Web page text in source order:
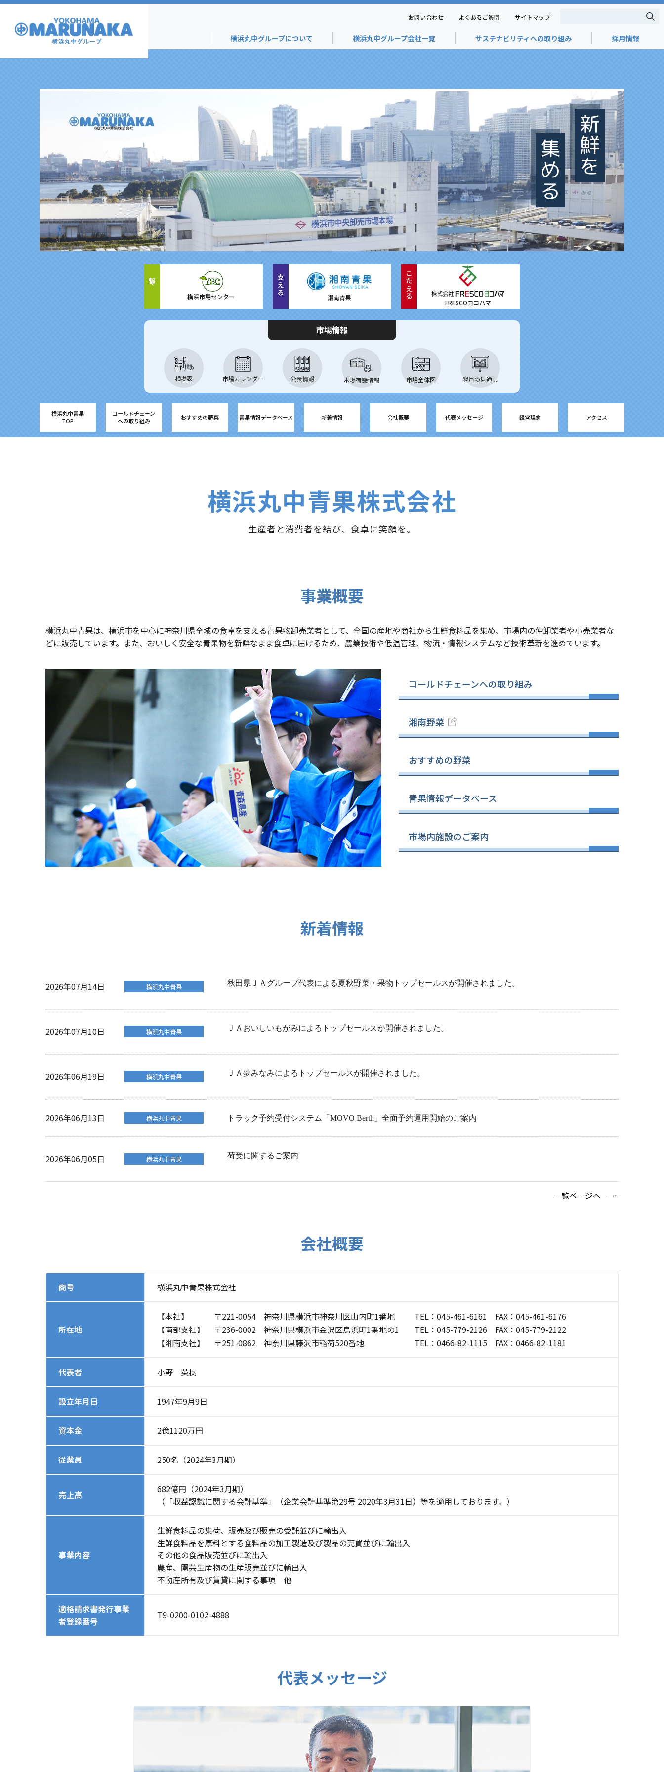
お問い合わせ よくあるご質問 サイトマップ
横浜丸中グループについて 横浜丸中グループ会社一覧 サステナビリティへの取り組み 採用情報
新鮮を
集める
繋ぐ
横浜市場センター
支える
湘南青果 こたえる
FRESCOヨコハマ
市場情報
相場表 市場カレンダー 公表情報 本場荷受情報 市場全体図 翌月の見通し
横浜丸中青果
TOP
コールドチェーン
への取り組み
おすすめの野菜 青果情報データベース 新着情報 会社概要 代表メッセージ 経営理念 アクセス
横浜丸中青果株式会社
生産者と消費者を結び、食卓に笑顔を。
事業概要
横浜丸中青果は、横浜市を中心に神奈川県全域の食卓を支える青果物卸売業者として、全国の産地や商社から生鮮食料品を集め、市場内の仲卸業者や小売業者な
どに販売しています。また、おいしく安全な青果物を新鮮なまま食卓に届けるため、農業技術や低温管理、物流・情報システムなど技術革新を進めています。
コールドチェーンへの取り組み
湘南野菜
おすすめの野菜
青果情報データベース
市場内施設のご案内
新着情報
2026年07月14日 横浜丸中青果 秋田県ＪＡグループ代表による夏秋野菜・果物トップセールスが開催されました。
2026年07月10日 横浜丸中青果 ＪＡおいしいもがみによるトップセールスが開催されました。
2026年06月19日 横浜丸中青果 ＪＡ夢みなみによる トップセールスが開催されました。
2026年06月13日 横浜丸中青果 トラック予約受付システム「MOVO Berth」全面予約運用開始のご案内
2026年06月05日 横浜丸中青果 荷受に関するご案内
一覧ページへ
会社概要
商号 横浜丸中青果株式会社
所在地
【本社】 〒221-0054 神奈川県横浜市神奈川区山内町1番地 TEL：045-461-6161
FAX：045-461-6176
【南部支社】
〒236-0002 神奈川県横浜市金沢区鳥浜町1番地の1 TEL：045-779-2126
FAX：045-779-2122
【湘南支社】
〒251-0862 神奈川県藤沢市稲荷520番地 TEL：0466-82-1115 FAX：0466-82-1181
代表者 小野 英樹
設立年月日 1947年9月9日
資本金 2億1120万円
従業員 250名（2024年3月期）
売上高
682億円（2024年3月期）
（「収益認識に関する会計基準」（企業会計基準第29号 2020年3月31日）等を適用しております。）
事業内容
生鮮食料品の集荷、販売及び販売の受託並びに輸出入
生鮮食料品を原料とする食料品の加工製造及び製品の売買並びに輸出入
その他の食品販売並びに輸出入
農産、園芸生産物の生産販売並びに輸出入
不動産所有及び賃貸に関する事項 他
適格請求書発行事業
者登録番号
T9-0200-0102-4888
代表メッセージ